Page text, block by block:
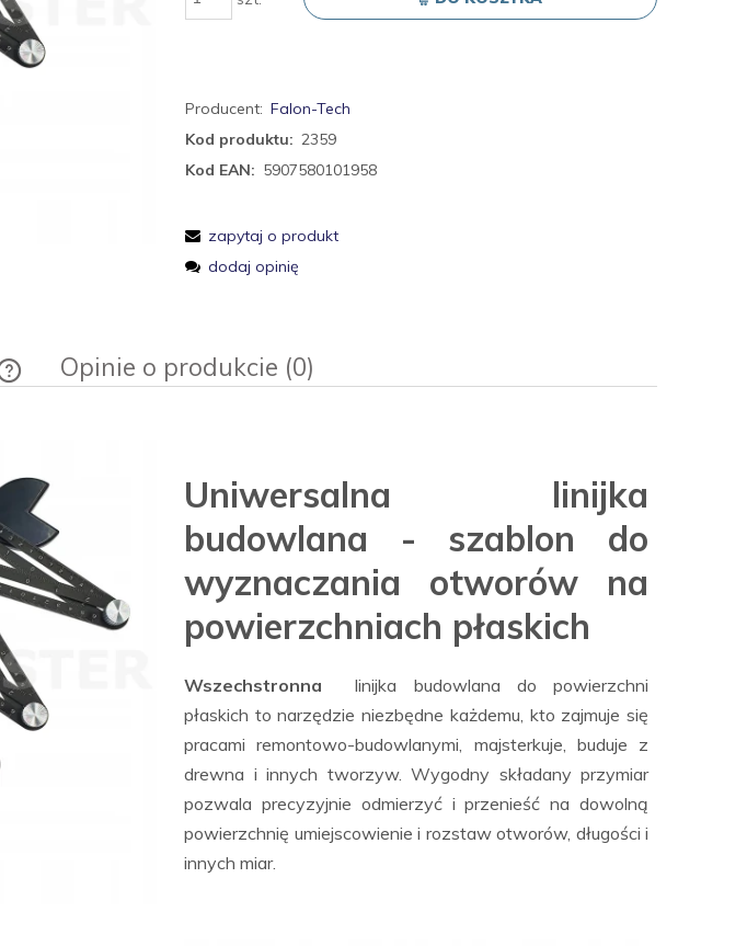
Producent: Falon-Tech
Kod produktu: 2359
Kod EAN: 5907580101958
zapytaj o produkt
dodaj opinię
Opinie o produkcie (0)
Uniwersalna linijka
budowlana - szablon do
wyznaczania otworów na
powierzchniach płaskich
Wszechstronna
linijka budowlana do powierzchni
płaskich to narzędzie niezbędne każdemu, kto zajmuje się
pracami remontowo-budowlanymi, majsterkuje, buduje z
drewna i innych tworzyw. Wygodny składany przymiar
pozwala precyzyjnie odmierzyć i przenieść na dowolną
powierzchnię umiejscowienie i rozstaw otworów, długości i
innych miar.